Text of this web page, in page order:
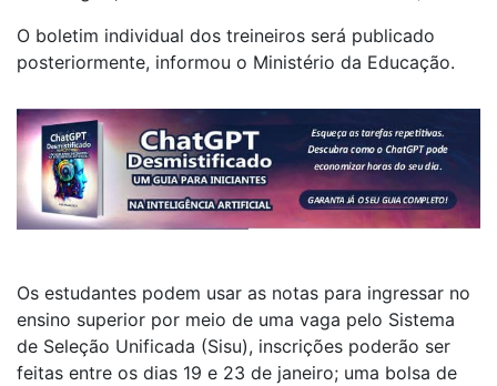
O boletim individual dos treineiros será publicado
posteriormente, informou o Ministério da Educação.
Os estudantes podem usar as notas para ingressar no
ensino superior por meio de uma vaga pelo Sistema
de Seleção Unificada (Sisu), inscrições poderão ser
feitas entre os dias 19 e 23 de janeiro; uma bolsa de